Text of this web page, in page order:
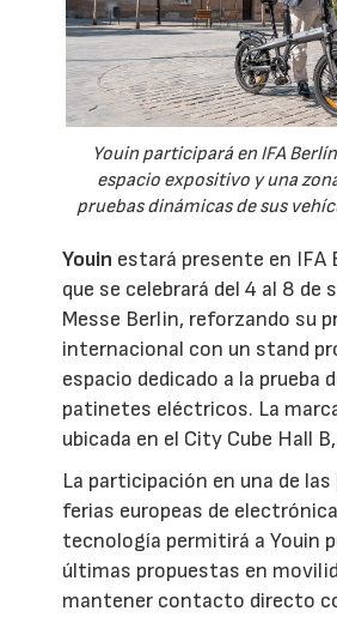
Youin participará en IFA
espacio expositivo y una
pruebas dinámicas de sus
Youin estará presente en IFA
que se celebrará del 4 al 8 de
Messe Berlin, reforzando su
internacional con un stand
espacio dedicado a la prueba
patinetes eléctricos. La
ubicada en el City Cube Hall
La participación en una de
ferias europeas de
tecnología permitirá a Youin
últimas propuestas en
mantener contacto directo